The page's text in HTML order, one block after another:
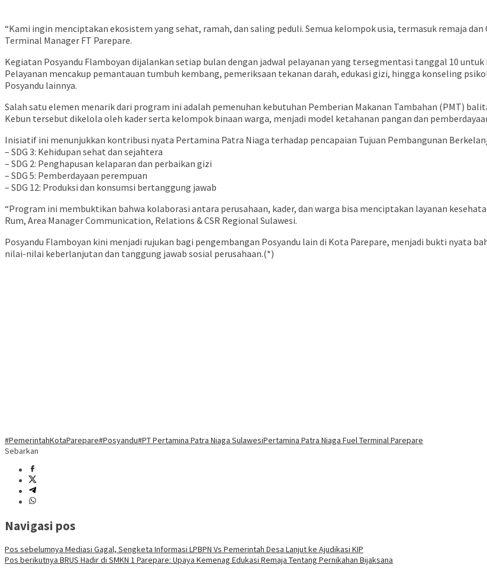
“Kami ingin menciptakan ekosistem yang sehat, ramah, dan saling peduli. Semua kelompok usia, termasuk remaja dan
Terminal Manager FT Parepare.
Kegiatan Posyandu Flamboyan dijalankan setiap bulan dengan jadwal pelayanan yang tersegmentasi tanggal 10
Pelayanan mencakup pemantauan tumbuh kembang, pemeriksaan tekanan darah, edukasi gizi, hingga konseling
Posyandu lainnya.
Salah satu elemen menarik dari program ini adalah pemenuhan kebutuhan Pemberian Makanan Tambahan (PMT)
Kebun tersebut dikelola oleh kader serta kelompok binaan warga, menjadi model ketahanan pangan dan
Inisiatif ini menunjukkan kontribusi nyata Pertamina Patra Niaga terhadap pencapaian Tujuan Pembangunan
– SDG 3: Kehidupan sehat dan sejahtera
– SDG 2: Penghapusan kelaparan dan perbaikan gizi
– SDG 5: Pemberdayaan perempuan
– SDG 12: Produksi dan konsumsi bertanggung jawab
“Program ini membuktikan bahwa kolaborasi antara perusahaan, kader, dan warga bisa menciptakan layanan
Rum, Area Manager Communication, Relations & CSR Regional Sulawesi.
Posyandu Flamboyan kini menjadi rujukan bagi pengembangan Posyandu lain di Kota Parepare, menjadi bukti nyata
nilai-nilai keberlanjutan dan tanggung jawab sosial perusahaan.(*)
#PemerintahKotaParepare#Posyandu#PT Pertamina Patra Niaga SulawesiPertamina Patra Niaga Fuel Terminal Parepare
Sebarkan
Navigasi pos
Pos sebelumnya Mediasi Gagal, Sengketa Informasi LPBPN Vs Pemerintah Desa Lanjut ke Ajudikasi KIP
Pos berikutnya BRUS Hadir di SMKN 1 Parepare: Upaya Kemenag Edukasi Remaja Tentang Pernikahan Bijaksana